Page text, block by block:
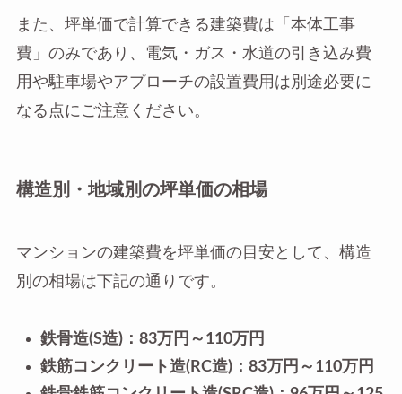
また、坪単価で計算できる建築費は「本体工事
費」のみであり、電気・ガス・水道の引き込み費
用や駐車場やアプローチの設置費用は別途必要に
なる点にご注意ください。
構造別・地域別の坪単価の相場
マンションの建築費を坪単価の目安として、構造
別の相場は下記の通りです。
鉄骨造(S造)：83万円～110万円
鉄筋コンクリート造(RC造)：83万円～110万円